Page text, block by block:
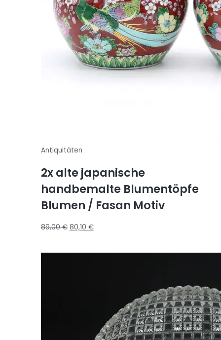
Antiquitäten
2x alte japanische
handbemalte Blumentöpfe
Blumen / Fasan Motiv
89,00€ 80,10 €